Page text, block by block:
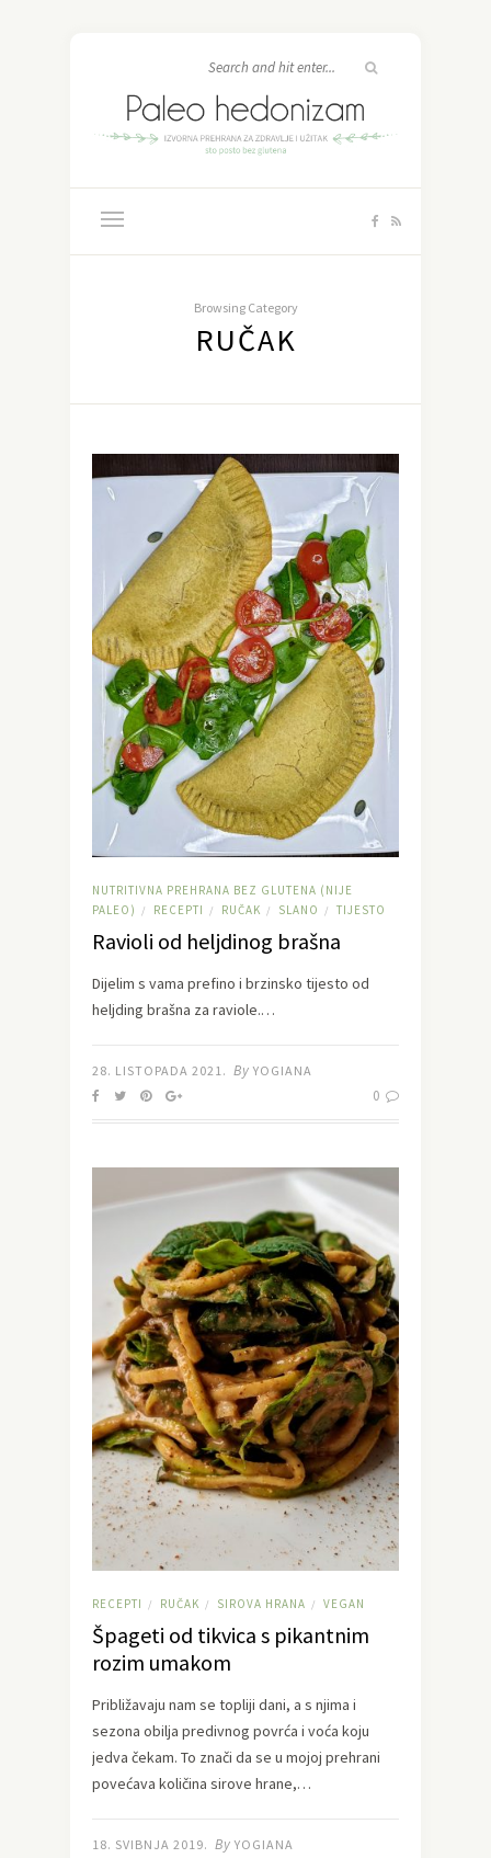
Browsing Category
RUČAK
NUTRITIVNA PREHRANA BEZ GLUTENA (NIJE
PALEO)
/ RECEPTI / RUČAK / SLANO / TIJESTO
Ravioli od heljdinog brašna
Dijelim s vama prefino i brzinsko tijesto od
heljding brašna za raviole.…
28. LISTOPADA 2021. By YOGIANA
0
RECEPTI / RUČAK / SIROVA HRANA / VEGAN
Špageti od tikvica s pikantnim
rozim umakom
Približavaju nam se topliji dani, a s njima i
sezona obilja predivnog povrća i voća koju
jedva čekam. To znači da se u mojoj prehrani
povećava količina sirove hrane,…
18. SVIBNJA 2019. By YOGIANA